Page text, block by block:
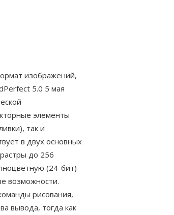
изображений,
5.0 5 мая
элементы
так и
в двух основных
до 256
(24-бит)
возможности.
рисования,
вывода, тогда как